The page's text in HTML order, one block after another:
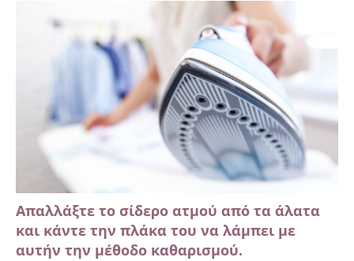
Απαλλάξτε το σίδερο ατμού από τα άλατα
και κάντε την πλάκα του να λάμπει με
αυτήν την μέθοδο καθαρισμού.